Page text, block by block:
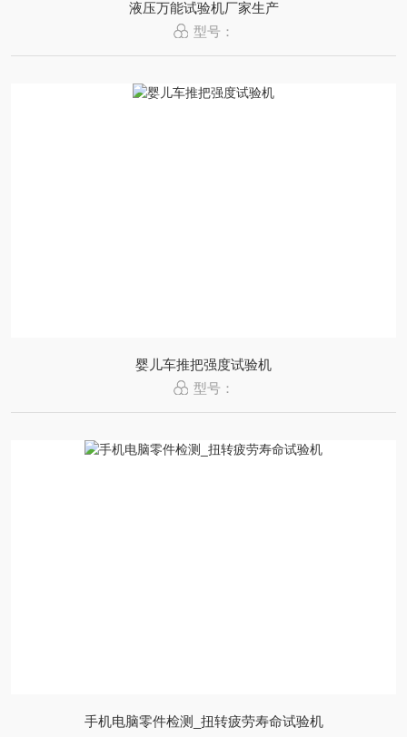
液压万能试验机厂家生产
型号：
婴儿车推把强度试验机
型号：
手机电脑零件检测_扭转疲劳寿命试验机